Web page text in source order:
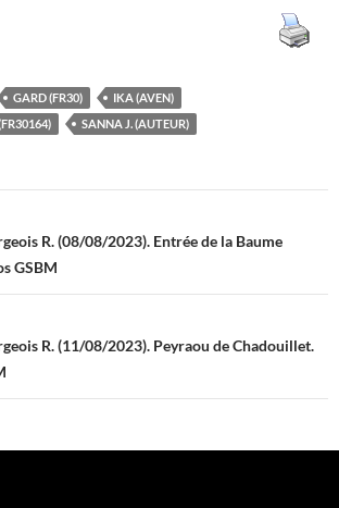
GARD (FR30)
IKA (AVEN)
SANNA J. (AUTEUR)
R. (08/08/2023). Entrée de la Baume
GSBM
R. (11/08/2023). Peyraou de Chadouillet.